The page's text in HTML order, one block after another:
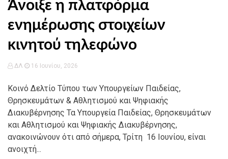
Άνοιξε η πλατφόρμα
ενημέρωσης στοιχείων
κινητού τηλεφώνο
ΔΛ 16 Ιουνίου, 2026
Κοινό Δελτίο Τύπου των Υπουργείων Παιδείας,
Θρησκευμάτων & Αθλητισμού και Ψηφιακής
Διακυβέρνησης Τα Υπουργεία Παιδείας, Θρησκευμάτων
και Αθλητισμού και Ψηφιακής Διακυβέρνησης,
ανακοινώνουν ότι από σήμερα, Τρίτη 16 Ιουνίου, είναι
ανοιχτή...